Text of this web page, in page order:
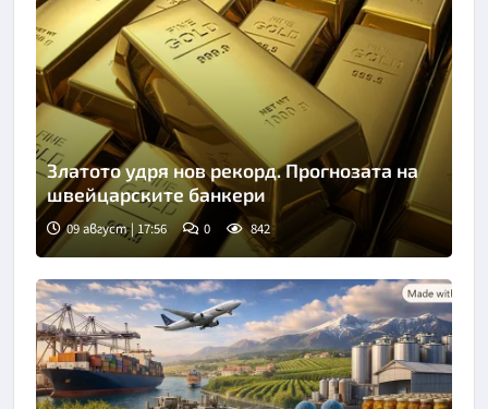
Златото удря нов рекорд. Прогнозата на
швейцарските банкери
09 август | 17:56 0 842